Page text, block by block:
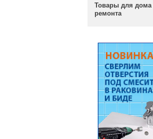
Товары для дома
ремонта